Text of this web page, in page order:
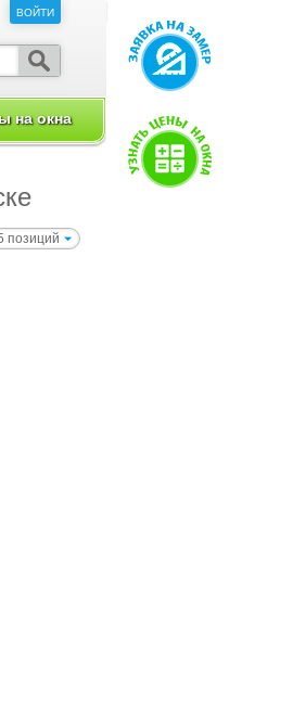
позиций
ВОЙТИ
на окна
ВОЙТИ